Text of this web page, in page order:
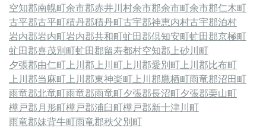
空知郡南幌町余市郡赤井川村余市郡余市町余市郡仁木町
古平郡古平町積丹郡積丹町古宇郡神恵内村古宇郡泊村
岩内郡岩内町岩内郡共和町虻田郡倶知安町虻田郡京極町
虻田郡喜茂別町虻田郡留寿都村空知郡上砂川町
夕張郡由仁町 上川郡上川町 上川郡愛別町 上川郡比布町
上川郡当麻町 上川郡東神楽町 上川郡鷹栖町雨竜郡沼田町
雨竜郡北竜町雨竜郡雨竜町夕張郡長沼町夕張郡栗山町
樺戸郡月形町樺戸郡浦臼町樺戸郡新十津川町
雨竜郡妹背牛町雨竜郡秩父別町